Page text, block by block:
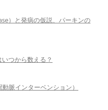
）と発病の仮説、パーキンの
つから数える？
脈インターベンション）